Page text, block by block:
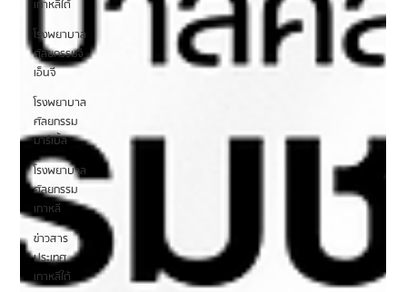
เกาหลีใต้
โรงพยาบาล
ศัลยกรรมจี
เอ็นจี
โรงพยาบาล
ศัลยกรรม
มาร์เบิ้ล
โรงพยาบาล
ศัลยกรรม
เกาหลี
ข่าวสาร
ประเทศ
เกาหลีใต้